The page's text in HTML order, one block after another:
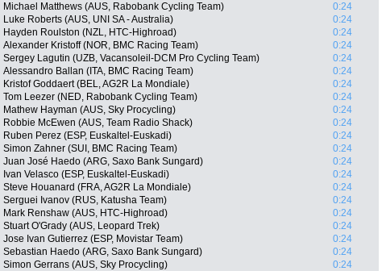
Michael Matthews (AUS, Rabobank Cycling Team)
0:24
Luke Roberts (AUS, UNI SA - Australia)
0:24
Hayden Roulston (NZL, HTC-Highroad)
0:24
Alexander Kristoff (NOR, BMC Racing Team)
0:24
Sergey Lagutin (UZB, Vacansoleil-DCM Pro Cycling Team)
0:24
Alessandro Ballan (ITA, BMC Racing Team)
0:24
Kristof Goddaert (BEL, AG2R La Mondiale)
0:24
Tom Leezer (NED, Rabobank Cycling Team)
0:24
Mathew Hayman (AUS, Sky Procycling)
0:24
Robbie McEwen (AUS, Team Radio Shack)
0:24
Ruben Perez (ESP, Euskaltel-Euskadi)
0:24
Simon Zahner (SUI, BMC Racing Team)
0:24
Juan José Haedo (ARG, Saxo Bank Sungard)
0:24
Ivan Velasco (ESP, Euskaltel-Euskadi)
0:24
Steve Houanard (FRA, AG2R La Mondiale)
0:24
Serguei Ivanov (RUS, Katusha Team)
0:24
Mark Renshaw (AUS, HTC-Highroad)
0:24
Stuart O'Grady (AUS, Leopard Trek)
0:24
Jose Ivan Gutierrez (ESP, Movistar Team)
0:24
Sebastian Haedo (ARG, Saxo Bank Sungard)
0:24
Simon Gerrans (AUS, Sky Procycling)
0:24